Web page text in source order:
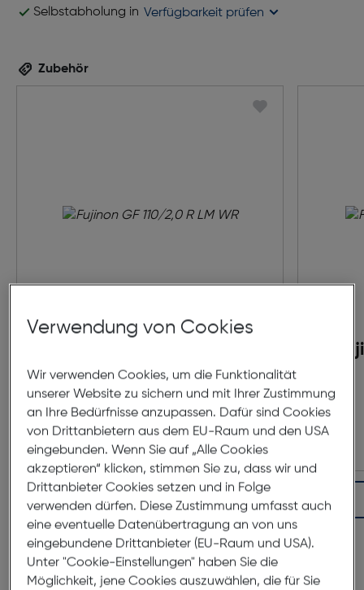
Selbstabholung in Verfügbarkeit prüfen
Zubehör
WR
€ 2.549,00
In den Warenkorb
Bundle Produktbeschreibungen
Verwendung von Cookies
Wir verwenden Cookies, um die Funktionalität
unserer Website zu sichern und mit Ihrer Zustimmung
an Ihre Bedürfnisse anzupassen. Dafür sind Cookies
von Drittanbietern aus dem EU-Raum und den USA
eingebunden. Wenn Sie auf „Alle Cookies
akzeptieren“ klicken, stimmen Sie zu, dass wir und
Drittanbieter Cookies setzen und in Folge
verwenden dürfen. Diese Zustimmung umfasst auch
eine eventuelle Datenübertragung an von uns
eingebundene Drittanbieter (EU-Raum und USA).
Unter "Cookie-Einstellungen" haben Sie die
Möglichkeit, jene Cookies auszuwählen, die für Sie